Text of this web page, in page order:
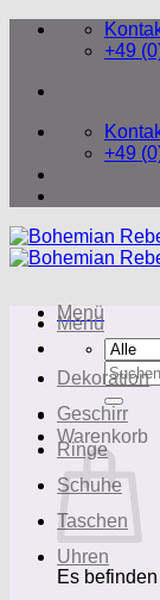
Zum
+49
+49
Menü
Suchen
nach:
Warenkorb
Es
Menü
Dekoration
Geschirr
Ringe
Schuhe
Taschen
Uhren